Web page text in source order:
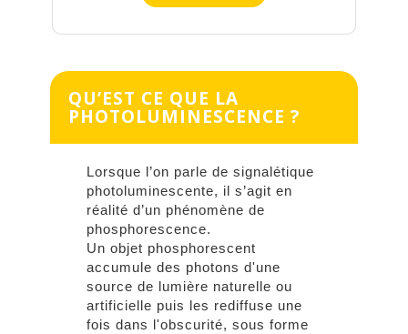
QU’EST CE QUE LA
PHOTOLUMINESCENCE ?
Lorsque l’on parle de signalétique
photoluminescente, il s’agit en
réalité d’un phénomène de
phosphorescence.
Un objet phosphorescent
accumule des photons d'une
source de lumière naturelle ou
artificielle puis les rediffuse une
fois dans l'obscurité, sous forme